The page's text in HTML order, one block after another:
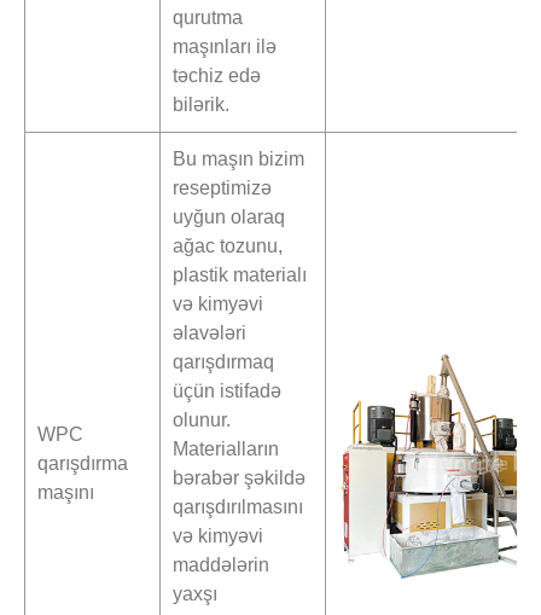
qurutma
maşınları ilə
təchiz edə
bilərik.
WPC
qarışdırma
maşını
Bu maşın bizim
reseptimizə
uyğun olaraq
ağac tozunu,
plastik materialı
və kimyəvi
əlavələri
qarışdırmaq
üçün istifadə
olunur.
Materialların
bərabər şəkildə
qarışdırılmasını
və kimyəvi
maddələrin
yaxşı